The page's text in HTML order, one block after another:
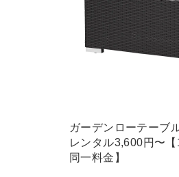
ガーデンローテーブ
レンタル3,600円〜
同一料金】